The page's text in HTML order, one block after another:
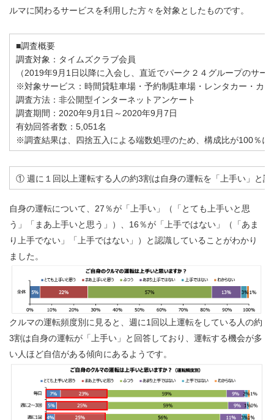
ルマに関わるサービスを利用した方々を対象としたものです。
■調査概要
調査対象：タイムズクラブ会員
（2019年9月1日以降に入会し、直近でパーク２４グループのサ
※対象サービス：時間貸駐車場・予約制駐車場・レンタカー・カ
調査方法：非公開型インターネットアンケート
調査期間：2020年9月1日～2020年9月7日
有効回答者数：5,051名
※調査結果は、四捨五入による端数処理のため、構成比が100％に
① 週に１回以上運転する人の約3割は自身の運転を「上手い」と認
自身の運転について、27％が「上手い」（「とても上手いと思
う」「まあ上手いと思う」）、16％が「上手ではない」（「あま
り上手でない」「上手ではない」）と認識していることがわかり
ました。
クルマの運転頻度別に見ると、週に1回以上運転をしている人の約
3割は自身の運転が「上手い」と回答しており、運転する機会が多
い人ほど自信がある傾向にあるようです。